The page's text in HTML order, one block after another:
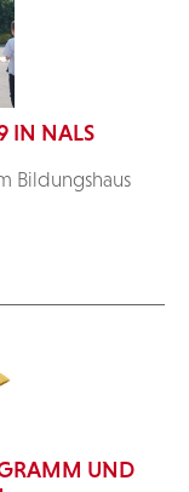
IN NALS
Bildungshaus
UND